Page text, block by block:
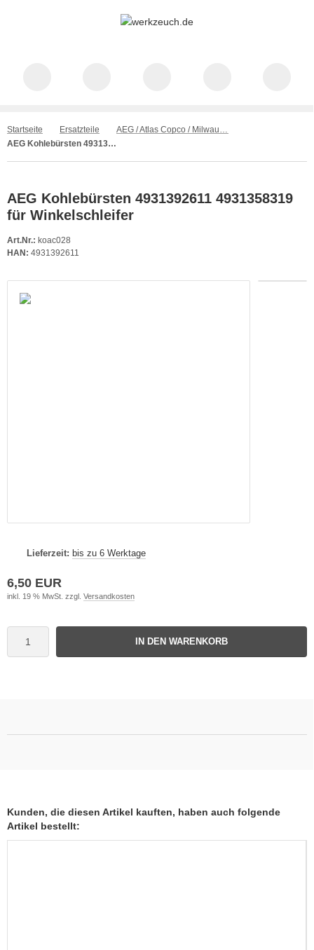
Startseite Ersatzteile
AEG / Atlas Copco / Milwaukee / Kango / Ryobi
AEG Kohlebürsten 4931392611 4931358319 für Winkelschleifer
AEG Kohlebürsten 4931392611 4931358319
für Winkelschleifer
Art.Nr.: koac028
HAN: 4931392611
Lieferzeit: bis zu 6 Werktage
6,50 EUR
inkl. 19 % MwSt. zzgl. Versandkosten
IN DEN WARENKORB
Kunden, die diesen Artikel kauften, haben auch folgende
Artikel bestellt: